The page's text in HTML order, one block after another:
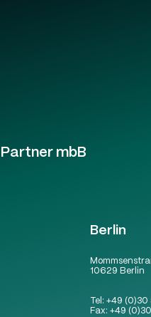
mbB
Berlin
10629 Berlin
Tel: +49 (0)30
Fax: +49